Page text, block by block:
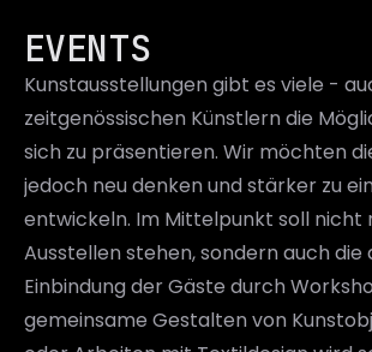
EVENTS
Kunstausstellungen gibt es viele -
zeitgenössischen Künstlern die
sich zu präsentieren. Wir möchten
jedoch neu denken und stärker zu
entwickeln. Im Mittelpunkt soll nicht
Ausstellen stehen, sondern auch die
Einbindung der Gäste durch
gemeinsame Gestalten von